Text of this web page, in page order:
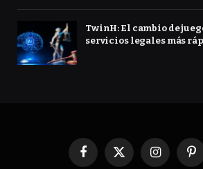
TwinH: El cambio de
servicios legales más
Facebook
X
Instagram